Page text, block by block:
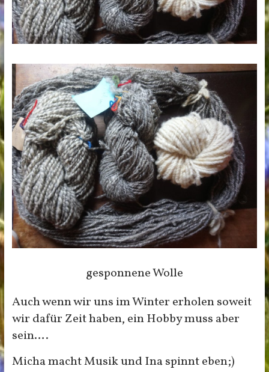
gesponnene Wolle
Auch wenn wir uns im Winter erholen soweit
wir dafür Zeit haben, ein Hobby muss aber
sein….
Micha macht Musik und Ina spinnt eben;)